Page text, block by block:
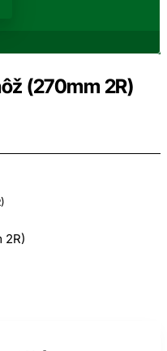
(270mm 2R)